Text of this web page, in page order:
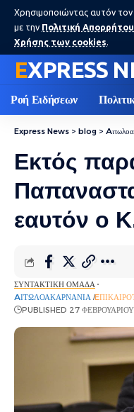
Χρησιμοποιώντας αυτόν
με την Πολιτική Απορρήτου
Χρήσης των cookies.
EXPRESS
Ροή Ειδήσεων
Express News > blog >
Εκτός
εαυτόν ο
ΣΥΝΤΑΚΤΙΚΉ ΟΜΆΔΑ
AΙΤΩΛΟΑΚΑΡΝΑΝΊΑ
PUBLISHED 27